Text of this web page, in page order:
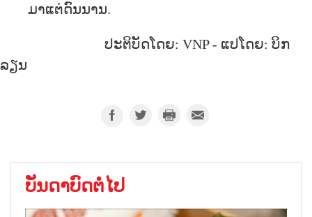
ມາ​ແຕ່​ດົນ​ນານ.
ປະຕິບັດໂດຍ: VNP - ແປໂດຍ: ບິກ
ລຽນ
ບັນດາບົດຕໍ່ໄປ